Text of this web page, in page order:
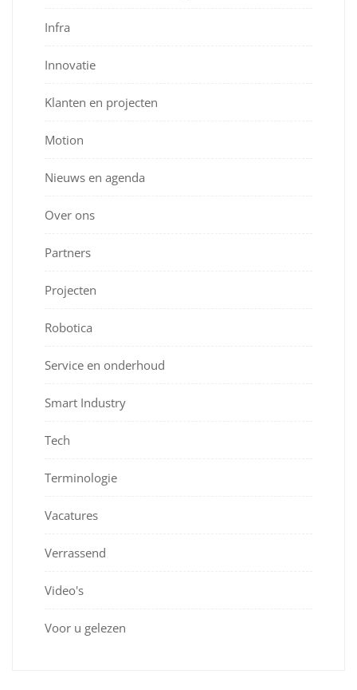
Infra
Innovatie
Klanten en projecten
Motion
Nieuws en agenda
Over ons
Partners
Projecten
Robotica
Service en onderhoud
Smart Industry
Tech
Terminologie
Vacatures
Verrassend
Video's
Voor u gelezen